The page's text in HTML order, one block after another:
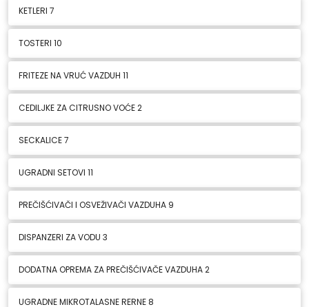
KETLERI 7
TOSTERI 10
FRITEZE NA VRUĆ VAZDUH 11
CEDILJKE ZA CITRUSNO VOĆE2
SECKALICE7
UGRADNI SETOVI 11
PREČIŠĆIVAČI I OSVEŽIVAČI VAZDUHA 9
DISPANZERI ZA VODU 3
DODATNA OPREMA ZA PREČIŠĆIVAČE VAZDUHA2
UGRADNE MIKROTALASNE RERNE8